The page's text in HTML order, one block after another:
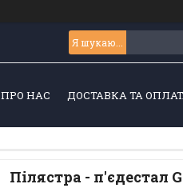
ПРО НАС ДОСТАВКА ТА
Пілястра - п'єдестал